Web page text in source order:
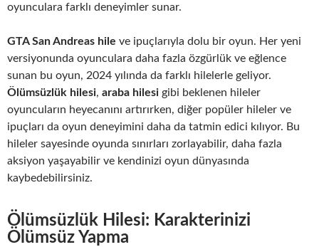
oyunculara farklı deneyimler sunar.
GTA San Andreas hile ve ipuçlarıyla dolu bir oyun. Her yeni
versiyonunda oyunculara daha fazla özgürlük ve eğlence
sunan bu oyun, 2024 yılında da farklı hilelerle geliyor.
Ölümsüzlük hilesi, araba hilesi gibi beklenen hileler
oyuncuların heyecanını artırırken, diğer popüler hileler ve
ipuçları da oyun deneyimini daha da tatmin edici kılıyor. Bu
hileler sayesinde oyunda sınırları zorlayabilir, daha fazla
aksiyon yaşayabilir ve kendinizi oyun dünyasında
kaybedebilirsiniz.
Ölümsüzlük Hilesi: Karakterinizi
Ölümsüz Yapma